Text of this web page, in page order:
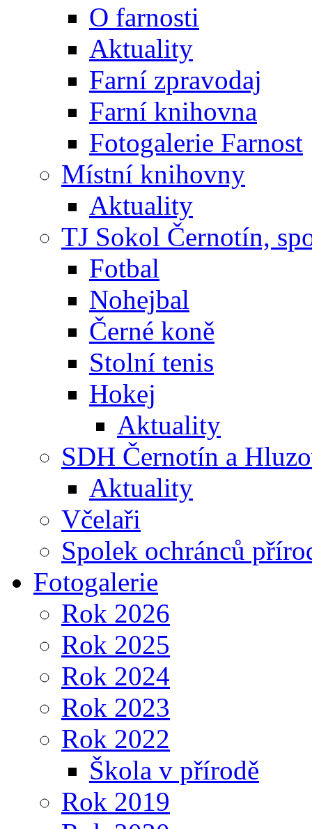
O farnosti
Aktuality
Farní zpravodaj
Farní knihovna
Fotogalerie Farnost
Místní knihovny
Aktuality
TJ Sokol Černotín,
Fotbal
Nohejbal
Černé koně
Stolní tenis
Hokej
Aktuality
SDH Černotín a
Aktuality
Včelaři
Spolek ochránců
Fotogalerie
Rok 2026
Rok 2025
Rok 2024
Rok 2023
Rok 2022
Škola v přírodě
Rok 2019